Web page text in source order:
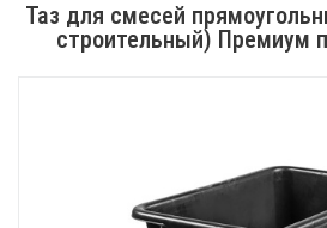
Таз для смесей
строительный) Премиум